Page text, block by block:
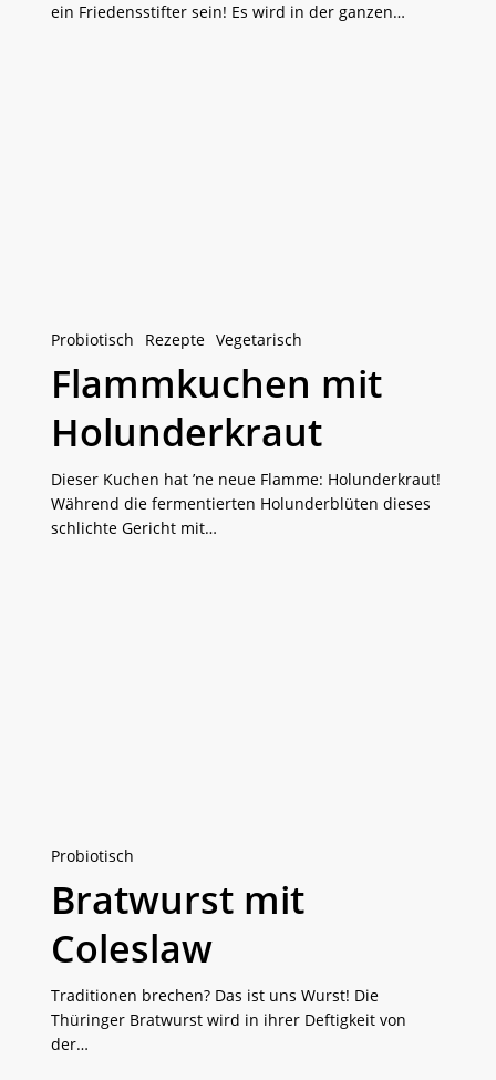
ein Friedensstifter sein! Es wird in der ganzen…
Probiotisch Rezepte Vegetarisch
Flammkuchen mit
Holunderkraut
Dieser Kuchen hat ’ne neue Flamme: Holunderkraut!
Während die fermentierten Holunderblüten dieses
schlichte Gericht mit…
Probiotisch
Bratwurst mit
Coleslaw
Traditionen brechen? Das ist uns Wurst! Die
Thüringer Bratwurst wird in ihrer Deftigkeit von
der…